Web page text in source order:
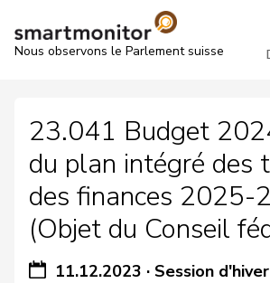
Nous observons le Parlement suisse
23.041 Budget
du plan intégré des
des finances 2025-
(Objet du Conseil
11.12.2023 ·Session